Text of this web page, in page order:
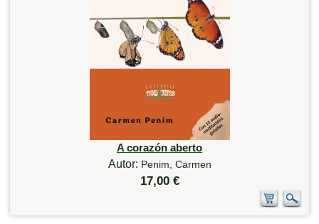
A corazón aberto
Autor: Penim, Carmen
17,00 €